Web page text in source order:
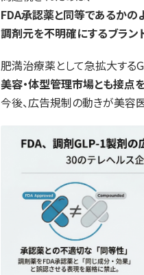
FDA承認薬と同等であるかの
調剤元を不明確にするブラン
肥満治療薬として急拡大する
美容・体型管理市場とも接点
今後、広告規制の動きが美容